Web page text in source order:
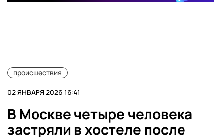
происшествия
02 ЯНВАРЯ 2026 16:41
В Москве четыре человека
застряли в хостеле после